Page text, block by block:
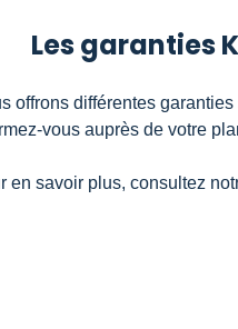
Les garanties
offrons différentes
vous auprès de votre
en savoir plus, consultez